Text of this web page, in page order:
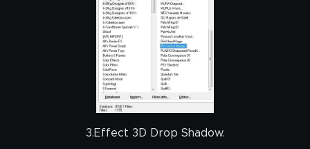
3.Effect 3D Drop Shadow.